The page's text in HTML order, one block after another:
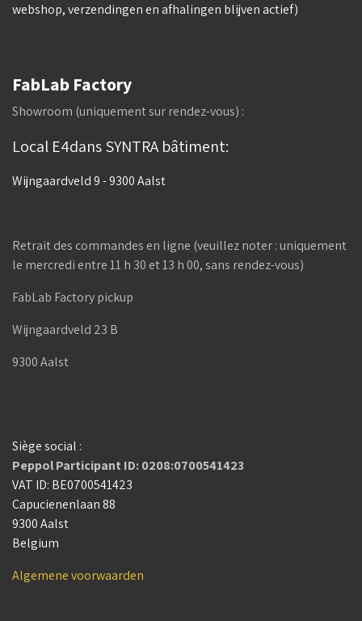
webshop, verzendingen en afhalingen blijven actief)
FabLab Factory
Showroom (uniquement sur rendez-vous) :
Local E4dans SYNTRA bâtiment:
Wijngaardveld 9 - 9300 Aalst
Retrait des commandes en ligne (veuillez noter : uniquement
le mercredi entre 11 h 30 et 13 h 00, sans rendez-vous)
FabLab Factory pickup
Wijngaardveld 23 B
9300 Aalst
Siège social :
Peppol Participant ID: 0208:0700541423
VAT ID: BE0700541423
Capucienenlaan 88
9300 Aalst
Belgium
Algemene voorwaarden